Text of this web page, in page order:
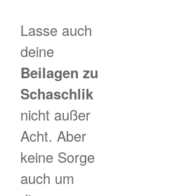
Lasse auch
deine
Beilagen zu
Schaschlik
nicht außer
Acht. Aber
keine Sorge
auch um